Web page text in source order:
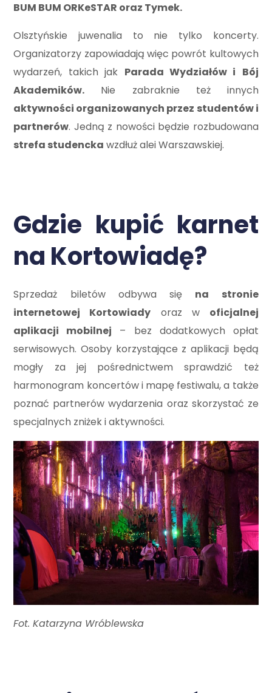
BUM BUM ORKeSTAR oraz Tymek.
Olsztyńskie juwenalia to nie tylko koncerty.
Organizatorzy zapowiadają więc powrót kultowych
wydarzeń, takich jak Parada Wydziałów i Bój
Akademików. Nie zabraknie też innych
aktywności organizowanych przez studentów i
partnerów. Jedną z nowości będzie rozbudowana
strefa studencka wzdłuż alei Warszawskiej.
Gdzie kupić karnet
na Kortowiadę?
Sprzedaż biletów odbywa się na stronie
internetowej Kortowiady oraz w oficjalnej
aplikacji mobilnej – bez dodatkowych opłat
serwisowych. Osoby korzystające z aplikacji będą
mogły za jej pośrednictwem sprawdzić też
harmonogram koncertów i mapę festiwalu, a także
poznać partnerów wydarzenia oraz skorzystać ze
specjalnych zniżek i aktywności.
Fot. Katarzyna Wróblewska